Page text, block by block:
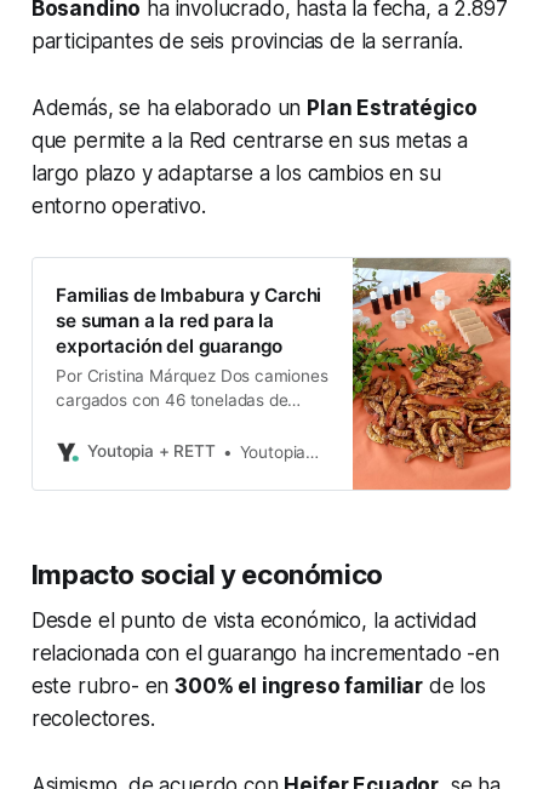
Bosandino ha involucrado, hasta la fecha, a 2.897
participantes de seis provincias de la serranía.
Además, se ha elaborado un Plan Estratégico
que permite a la Red centrarse en sus metas a
largo plazo y adaptarse a los cambios en su
entorno operativo.
Familias de Imbabura y Carchi
se suman a la red para la
exportación del guarango
Por Cristina Márquez Dos camiones
cargados con 46 toneladas de
Imbabura. El envío salió el 26 de
exportación de este producto que
Asociatividad y Restauración del
Bosque Seco
Youtopia + RETT Youtopia+Rett
Impacto social y económico
Desde el punto de vista económico, la actividad
relacionada con el guarango ha incrementado -en
este rubro- en300% el ingreso familiar de los
recolectores.